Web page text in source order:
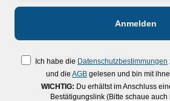
Ich habe die Datenschutzbestimmungen
und die AGB gelesen und bin mit
WICHTIG: Du erhältst im Anschluss
Bestätigungslink (Bitte schaue auch